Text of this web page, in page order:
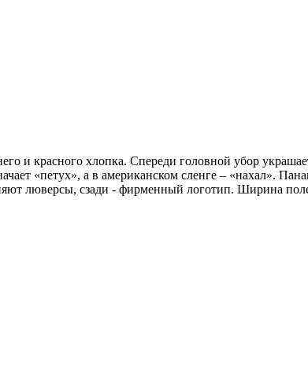
и красного хлопка. Спереди головной убор
«петух», а в американском сленге – «нахал».
люверсы, сзади - фирменный логотип. Ширина